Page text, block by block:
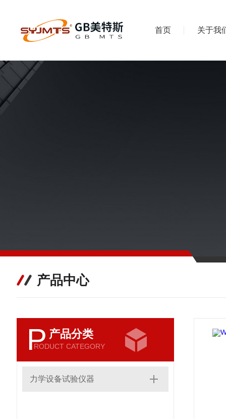
首页 关于我
产品中心
P 产品分类
RODUCT CATEGORY
力学设备试验仪器